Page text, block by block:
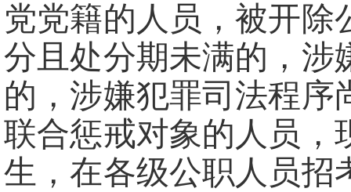
党党籍的人员，被开除
分且处分期未满的，涉
的，涉嫌犯罪司法程序
联合惩戒对象的人员，
生，在各级公职人员招